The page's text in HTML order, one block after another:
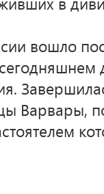
вошло
Варвары,